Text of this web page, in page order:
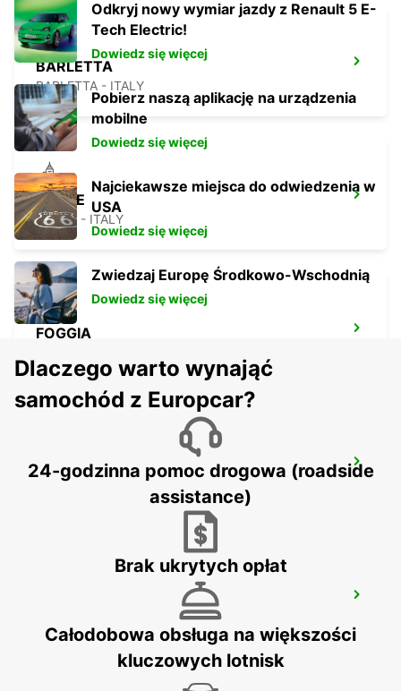
BARLETTA
BARLETTA - ITALY
RENDE
RENDE - ITALY
FOGGIA
LAMEZIA
LAMEZIA TERME - ITALY
LAMEZIA TERME AIRPORT
LAMEZIA TERME - ITALY
Odkryj nowy wymiar jazdy z Renault 5 E-
Tech Electric!
Dowiedz się więcej
Pobierz naszą aplikację na urządzenia
mobilne
Dowiedz się więcej
Najciekawsze miejsca do odwiedzenia w
USA
Dowiedz się więcej
Zwiedzaj Europę Środkowo-Wschodnią
Dowiedz się więcej
Dlaczego warto wynająć
samochód z Europcar?
24-godzinna pomoc drogowa (roadside
assistance)
Brak ukrytych opłat
Całodobowa obsługa na większości
kluczowych lotnisk